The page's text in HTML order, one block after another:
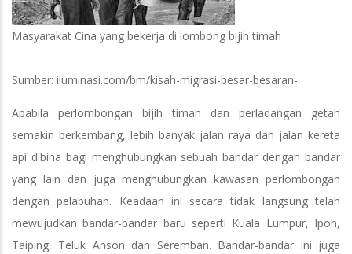
Masyarakat Cina yang bekerja di lombong bijih timah
Sumber: iluminasi.com/bm/kisah-migrasi-besar-besaran-
Apabila perlombongan bijih timah dan perladangan getah
semakin berkembang, lebih banyak jalan raya dan jalan kereta
api dibina bagi menghubungkan sebuah bandar dengan bandar
yang lain dan juga menghubungkan kawasan perlombongan
dengan pelabuhan. Keadaan ini secara tidak langsung telah
mewujudkan bandar-bandar baru seperti Kuala Lumpur, Ipoh,
Taiping, Teluk Anson dan Seremban. Bandar-bandar ini juga